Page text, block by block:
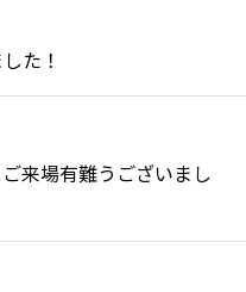
た！
来場有難うございまし